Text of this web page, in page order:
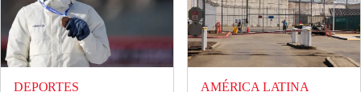
DEPORTES
AMÉRICA LATINA